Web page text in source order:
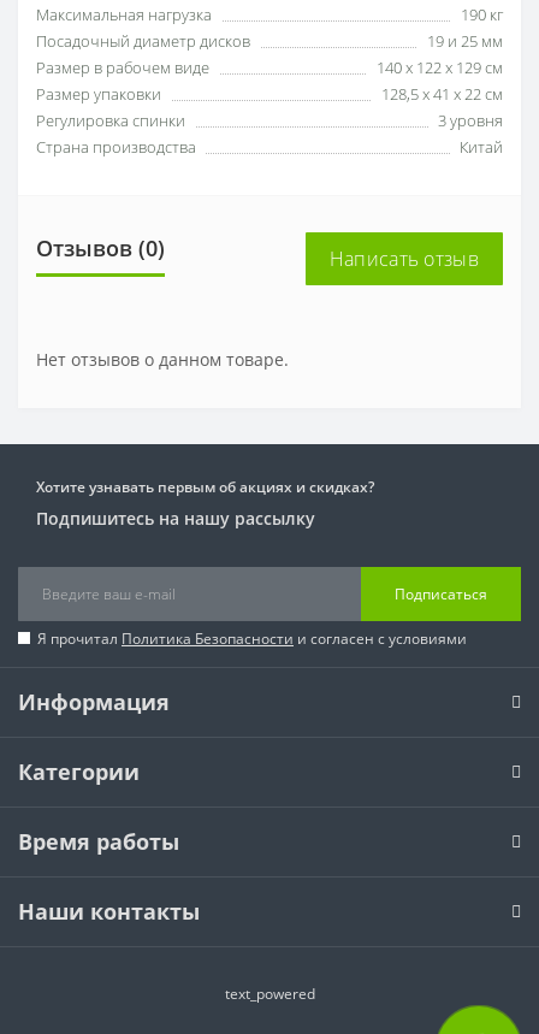
Максимальная нагрузка
190 кг
Посадочный диаметр дисков
19 и 25 мм
Размер в рабочем виде
140 х 122 х 129 см
Размер упаковки
128,5 х 41 х 22 см
Регулировка спинки
3 уровня
Страна производства
Китай
Отзывов (0) Написать отзыв
Нет отзывов о данном товаре.
Хотите узнавать первым об акциях и скидках?
Подпишитесь на нашу рассылку
Подписаться
Я прочитал Политика Безопасности и согласен с условиями
Информация
Категории
Время работы
Наши контакты
text_powered